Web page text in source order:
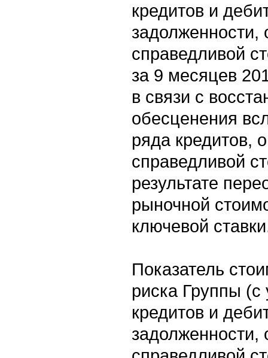
кредитов и
справедливой
за 9 месяцев
в связи с
обесценения
ряда кредитов,
справедливой
результате
рыночной
ключевой
Показатель
риска Группы (с
кредитов и